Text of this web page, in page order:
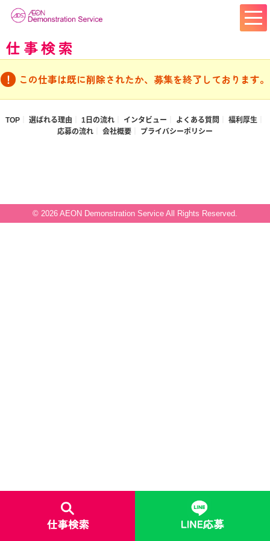
仕事検索
この仕事は既に削除されたか、募集を終了しております。
TOP 選ばれる理由 1日の流れ インタビュー よくある質問
福利厚生
応募の流れ
会社概要 プライバシーポリシー
© 2026 AEON Demonstration Service All Rights Reserved.